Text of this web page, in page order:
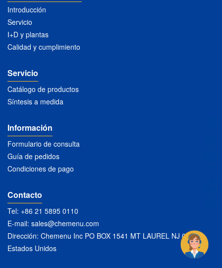
Introducción
Servicio
I+D y plantas
Calidad y cumplimiento
Servicio
Catálogo de productos
Síntesis a medida
Información
Formulario de consulta
Guía de pedidos
Condiciones de pago
Contacto
Tel: +86 21 5895 0110
E-mail: sales@chemenu.com
Dirección: Chemenu Inc PO BOX 1541 MT LAUREL NJ 08054
Estados Unidos